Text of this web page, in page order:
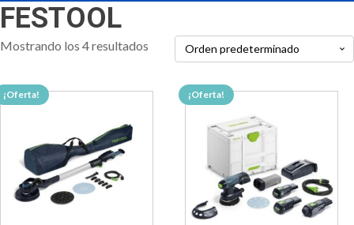
FESTOOL
Mostrando los 4 resultados
¡Oferta! ¡Oferta!